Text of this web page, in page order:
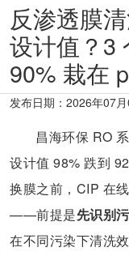
反渗透膜
设计值？3
90% 栽在
发布日期： 2026年07
昌海环保 RO
设计值 98% 跌到
换膜之前，CIP 在
——前提是先识别
在不同污染下清洗